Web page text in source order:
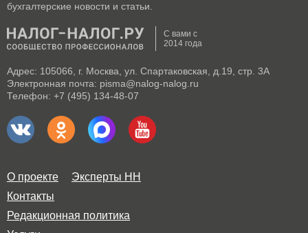
бухгалтерские новости и статьи.
С вами с
2014 года
Адрес: 105066, г. Москва, ул. Спартаковская, д.19, стр. 3А
Электронная почта: pisma@nalog-nalog.ru
Телефон: +7 (495) 134-48-07
О проекте
Эксперты НН
Контакты
Редакционная политика